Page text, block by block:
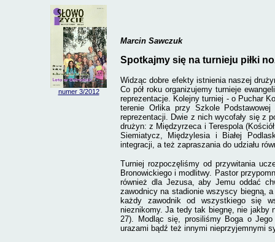
numer 3/2012
Marcin Sawczuk
Spotkajmy się na turnieju piłki
Widząc dobre efekty istnienia naszej
Co pół roku organizujemy turnieje
reprezentacje. Kolejny turniej - o Puchar
terenie Orlika przy Szkole
reprezentacji. Dwie z nich wycofały się z
drużyn: z Międzyrzeca i Terespola
Siemiatycz, Międzylesia i Białej
integracji, a też zapraszania do udziału
Turniej rozpoczęliśmy od przywitania
Bronowickiego i modlitwy. Pastor
również dla Jezusa, aby Jemu oddać
zawodnicy na stadionie wszyscy biegną,
każdy zawodnik od wszystkiego się
nieznikomy. Ja tedy tak biegnę, nie jakby
27). Modląc się, prosiliśmy Boga o Jego
urazami bądź też innymi nieprzyjemnymi